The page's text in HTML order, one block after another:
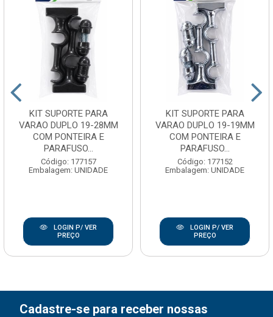
KIT SUPORTE PARA
VARAO DUPLO 19-28MM
COM PONTEIRA E
PARAFUSO...
Código: 177157
Embalagem: UNIDADE
LOGIN P/ VER
PREÇO
KIT SUPORTE PARA
VARAO DUPLO 19-19MM
COM PONTEIRA E
PARAFUSO...
Código: 177152
Embalagem: UNIDADE
LOGIN P/ VER
PREÇO
Cadastre-se para receber nossas